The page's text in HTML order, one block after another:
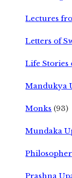
Lectures
Letters of
Life Stories
Mandukya
Monks (93)
Mundaka
Prashna